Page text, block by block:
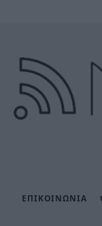
ΕΠΙΚΟΙΝΩΝΙΑ